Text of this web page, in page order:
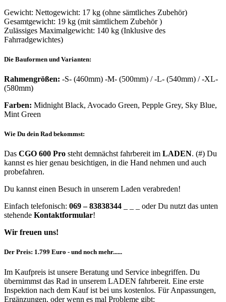
Gewicht: Nettogewicht: 17 kg (ohne sämtliches Zubehör)
Gesamtgewicht: 19 kg (mit sämtlichem Zubehör )
Zulässiges Maximalgewicht: 140 kg (Inklusive des
Fahrradgewichtes)
Die Bauformen und Varianten:
Rahmengrößen: -S- (460mm) -M- (500mm) / -L- (540mm) / -XL-
(580mm)
Farben: Midnight Black, Avocado Green, Pepple Grey, Sky Blue,
Mint Green
Wie Du dein Rad bekommst:
Das CGO 600 Pro steht demnächst fahrbereit im LADEN. (#) Du
kannst es hier genau besichtigen, in die Hand nehmen und auch
probefahren.
Du kannst einen Besuch in unserem Laden verabreden!
Einfach telefonisch: 069 – 83838344 _ _ _ oder Du nutzt das unten
stehende Kontaktformular!
Wir freuen uns!
Der Preis: 1.799 Euro - und noch mehr......
Im Kaufpreis ist unsere Beratung und Service inbegriffen. Du
übernimmst das Rad in unserem LADEN fahrbereit. Eine erste
Inspektion nach dem Kauf ist bei uns kostenlos. Für Anpassungen,
Ergänzungen, oder wenn es mal Probleme gibt: